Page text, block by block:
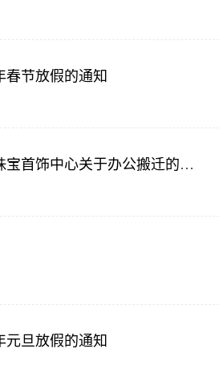
春节放假的通知
中国轻工珠宝首饰中心关于办公搬迁的通知
元旦放假的通知